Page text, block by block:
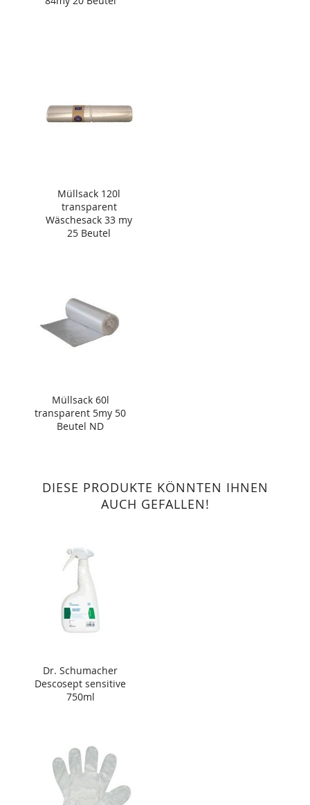
Müllsack 120l
transparent
Wäschesack 33 my
25 Beutel
Müllsack 60l
transparent 5my 50
Beutel ND
DIESE PRODUKTE KÖNNTEN IHNEN
AUCH GEFALLEN!
Dr. Schumacher
Descosept sensitive
750ml